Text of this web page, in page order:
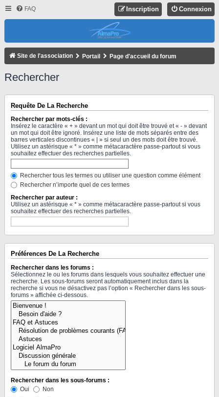
FAQ Connexion
Inscription
Site de l'association Portail Page d'accueil du forum
Rechercher
Requête De La Recherche
Rechercher par mots-clés :
Insérez le caractère « + » devant un mot qui doit être trouvé et « - » devant
un mot qui doit être ignoré. Insérez une liste de mots séparés entre des
barres verticales discontinues « | » si seul un des mots doit être trouvé.
Utilisez un astérisque « * » comme métacaractère passe-partout si vous
souhaitez effectuer des recherches partielles.
Rechercher tous les termes ou utiliser une question comme élément
Rechercher n’importe quel de ces termes
Rechercher par auteur :
Utilisez un astérisque « * » comme métacaractère passe-partout si vous
souhaitez effectuer des recherches partielles.
Préférences De La Recherche
Rechercher dans les forums :
Sélectionnez le ou les forums dans lesquels vous souhaitez effectuer une
recherche. Les sous-forums seront automatiquement inclus dans la
recherche si vous ne désactivez pas l’option « Rechercher dans les sous-
forums » affichée ci-dessous.
Rechercher dans les sous-forums :
Oui
Non